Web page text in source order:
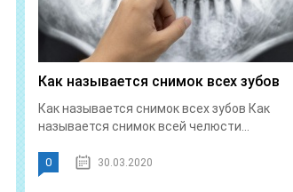
Как называется снимок всех зубов
Как называется снимок всех зубов Как
называется снимок всей челюсти...
0 30.03.2020